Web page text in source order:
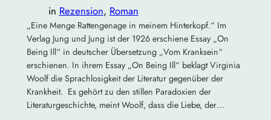
in Rezension, Roman
„Eine Menge Rattengenage in meinem Hinterkopf.“ Im
Verlag Jung und Jung ist der 1926 erschiene Essay „On
Being Ill“ in deutscher Übersetzung „Vom Kranksein“
erschienen. In ihrem Essay „On Being Ill“ beklagt Virginia
Woolf die Sprachlosigkeit der Literatur gegenüber der
Krankheit. Es gehört zu den stillen Paradoxien der
Literaturgeschichte, meint Woolf, dass die Liebe, der…